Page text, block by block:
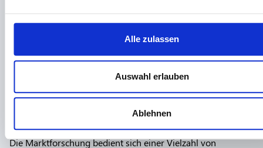
personalisieren, Funktionen für soziale Medien anbieten zu
und die Zugriffe auf unsere Website zu analysieren.
unsere Partner für soziale Medien, Werbung und Analysen
Unsere Partner führen diese Informationen möglicherweise
weiteren Daten zusammen, die Sie ihnen bereitgestellt
Alle zulassen
Auswahl erlauben
Ablehnen
Marktforschung ist ein entscheidendes Werkzeug für jedes
Unternehmen, das in der heutigen schnelllebigen
Wirtschaftswelt erfolgreich sein möchte.
Methoden der Marktforschung
Die Marktforschung bedient sich einer Vielzahl von